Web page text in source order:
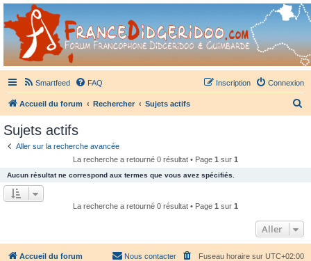
France Didgeridoo
Didgeridoo et Guimbarde sur France Didgeridoo - retrouvez la communauté.
Smartfeed FAQ Connexion
Inscription
Accueil du forum Rechercher Sujets actifs
h
e
r
Sujets actifs
Aller sur la recherche avancée
La recherche a retourné 0 résultat • Page 1 sur 1
Aucun résultat ne correspond aux termes que vous avez spécifiés.
La recherche a retourné 0 résultat • Page 1 sur 1
Aller
Accueil du forum Fuseau horaire sur UTC+02:00
Nous contacter